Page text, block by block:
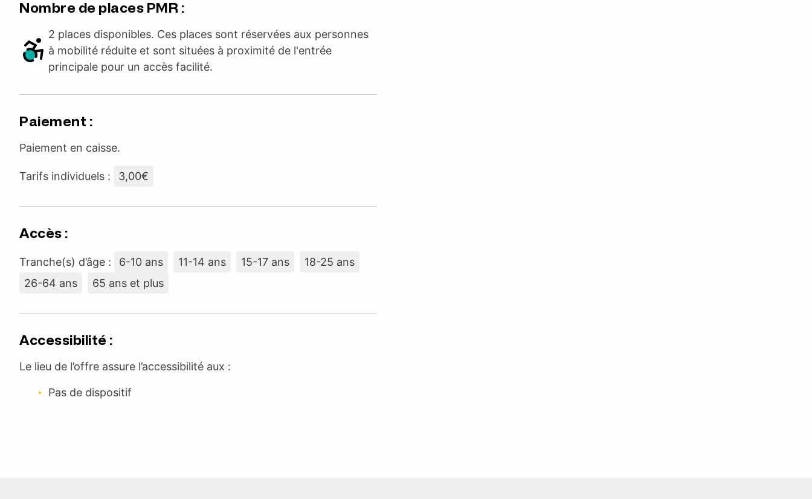
Nombre de places PMR :
2 places disponibles. Ces places sont réservées aux personnes
à mobilité réduite et sont situées à proximité de l'entrée
principale pour un accès facilité.
Paiement :
Paiement en caisse.
Tarifs individuels : 3,00€
Accès :
Tranche(s) d’âge : 6-10 ans 11-14 ans 15-17 ans
18-25 ans
26-64 ans
65 ans et plus
Accessibilité :
Le lieu de l’offre assure l’accessibilité aux :
Pas de dispositif